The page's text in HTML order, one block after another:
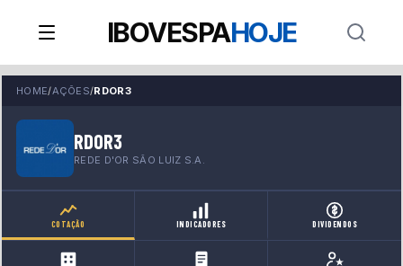
IBOVESPAHOJE
HOME/AÇÕES/RDOR3
RDOR3
REDE D'OR SÃO LUIZ S.A.
COTAÇÃO INDICADORES DIVIDENDOS